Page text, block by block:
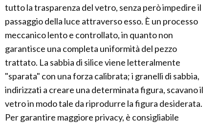
tutto la trasparenza del vetro, senza però impedire il
passaggio della luce attraverso esso. È un processo
meccanico lento e controllato, in quanto non
garantisce una completa uniformità del pezzo
trattato. La sabbia di silice viene letteralmente
"sparata" con una forza calibrata; i granelli di sabbia,
indirizzati a creare una determinata figura, scavano il
vetro in modo tale da riprodurre la figura desiderata.
Per garantire maggiore privacy, è consigliabile